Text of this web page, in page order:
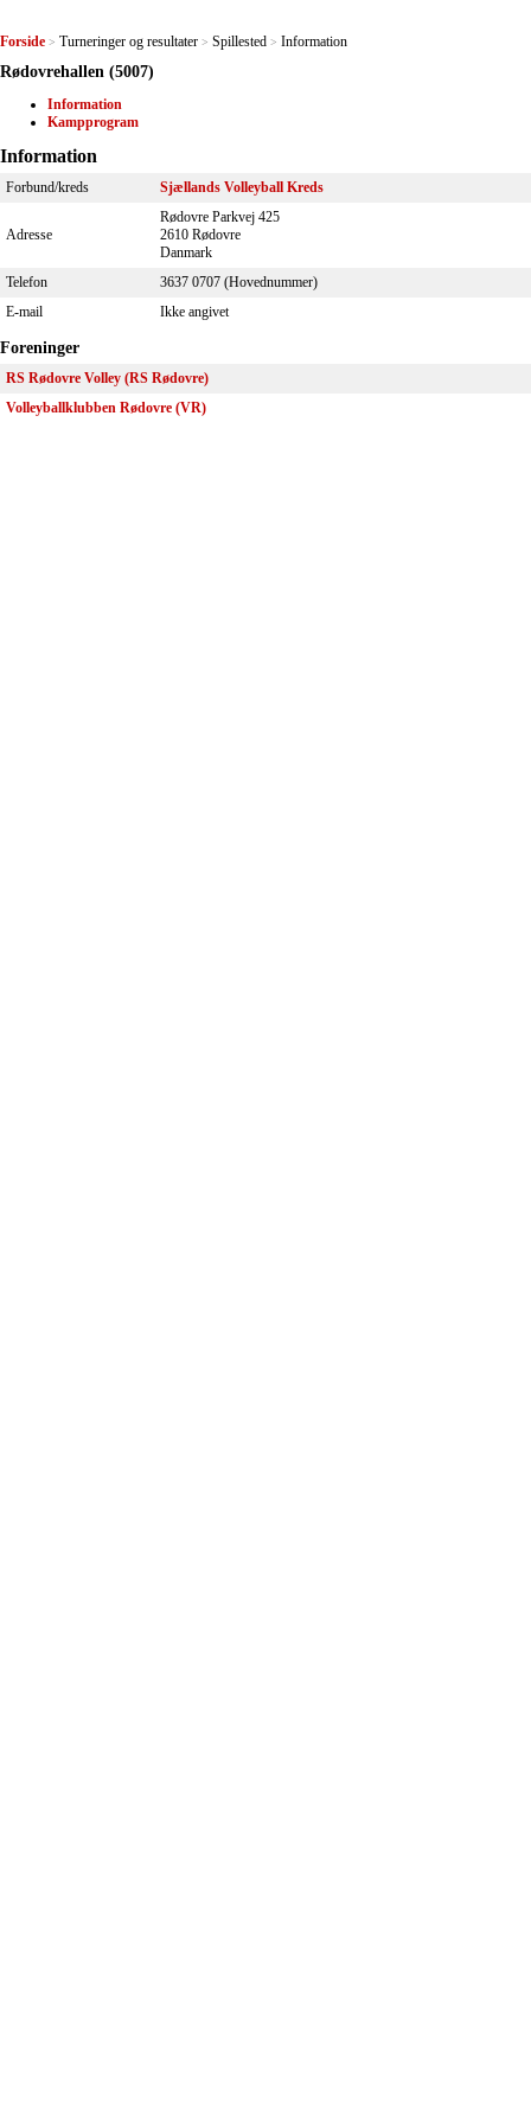
Forside > Turneringer og resultater > Spillested > Information
Rødovrehallen (5007)
Information
Kampprogram
Information
Forbund/kreds Sjællands Volleyball Kreds
Adresse
Rødovre Parkvej 425
2610 Rødovre
Danmark
Telefon
3637 0707 (Hovednummer)
E-mail
Ikke angivet
Foreninger
RS Rødovre Volley (RS Rødovre)
Volleyballklubben Rødovre (VR)